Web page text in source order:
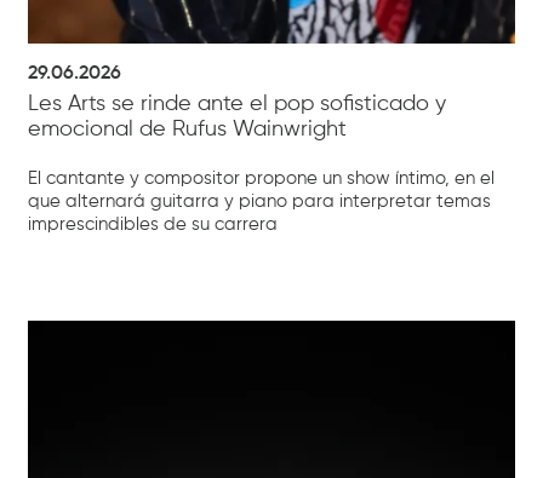
29.06.2026
Les Arts se rinde ante el pop sofisticado y
emocional de Rufus Wainwright
El cantante y compositor propone un show íntimo, en el
que alternará guitarra y piano para interpretar temas
imprescindibles de su carrera